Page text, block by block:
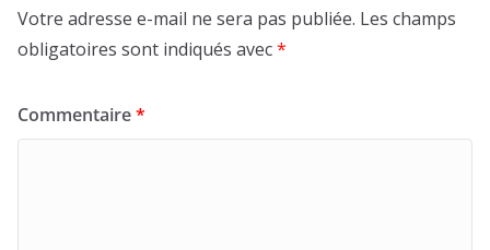
Votre adresse e-mail ne sera pas publiée. Les champs
obligatoires sont indiqués avec*
Commentaire*